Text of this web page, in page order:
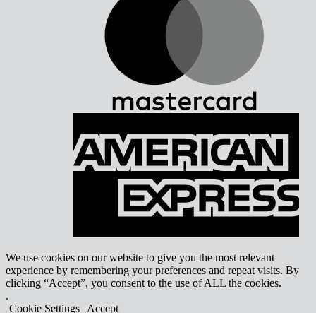
We use cookies on our website to give you the most relevant
experience by remembering your preferences and repeat visits. By
clicking “Accept”, you consent to the use of ALL the cookies.
.
Cookie Settings
Accept